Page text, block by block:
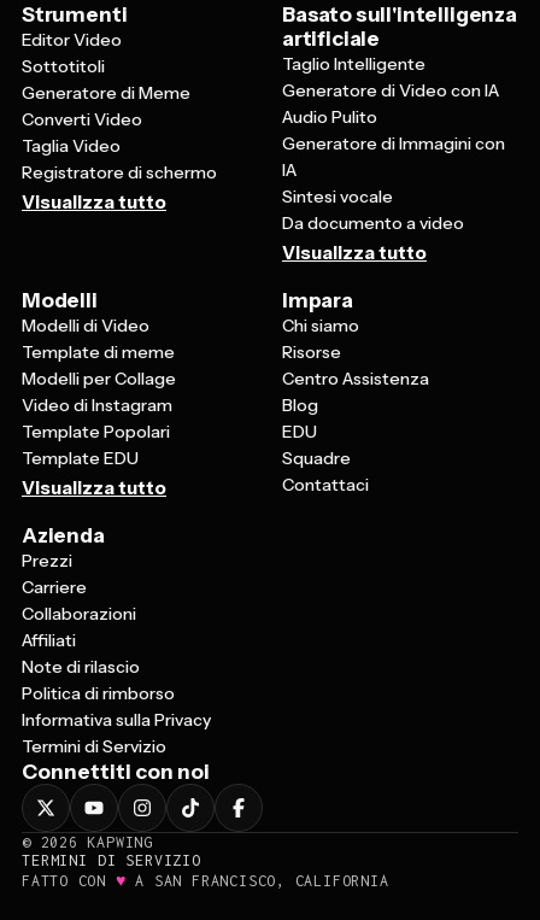
Strumenti
Editor Video
Sottotitoli
Generatore di Meme
Converti Video
Taglia Video
Registratore di schermo
Visualizza tutto
Basato sull'intelligenza
artificiale
Taglio Intelligente
Generatore di Video con IA
Audio Pulito
Generatore di Immagini con
IA
Sintesi vocale
Da documento a video
Visualizza tutto
Modelli
Modelli di Video
Template di meme
Modelli per Collage
Video di Instagram
Template Popolari
Template EDU
Visualizza tutto
Impara
Chi siamo
Risorse
Centro Assistenza
Blog
EDU
Squadre
Contattaci
Azienda
Prezzi
Carriere
Collaborazioni
Affiliati
Note di rilascio
Politica di rimborso
Informativa sulla Privacy
Termini di Servizio
Connettiti con noi
© 2026
KAPWING
TERMINI DI SERVIZIO
FATTO CON ♥ A SAN FRANCISCO, CALIFORNIA